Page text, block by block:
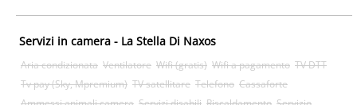
Servizi in camera - La Stella Di Naxos
Aria condizionata Ventilatore Wifi (gratis) Wifi a pagamento TV DTT
Tv pay (Sky, Mpremium) TV satellitare Telefono Cassaforte